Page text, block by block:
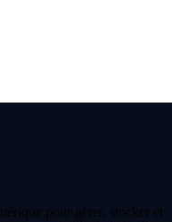
pour gérer, stocker et